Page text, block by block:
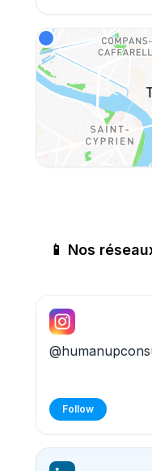
Follow
📱 Nos